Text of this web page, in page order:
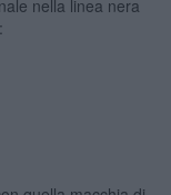
nella linea nera